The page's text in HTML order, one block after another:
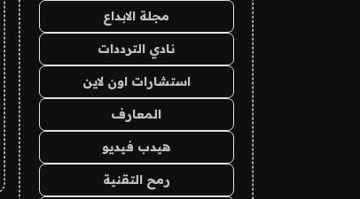
مجلة الابداع
نادي الترددات
استشارات اون لاين
المعارف
هيدب فيديو
رمح التقنية